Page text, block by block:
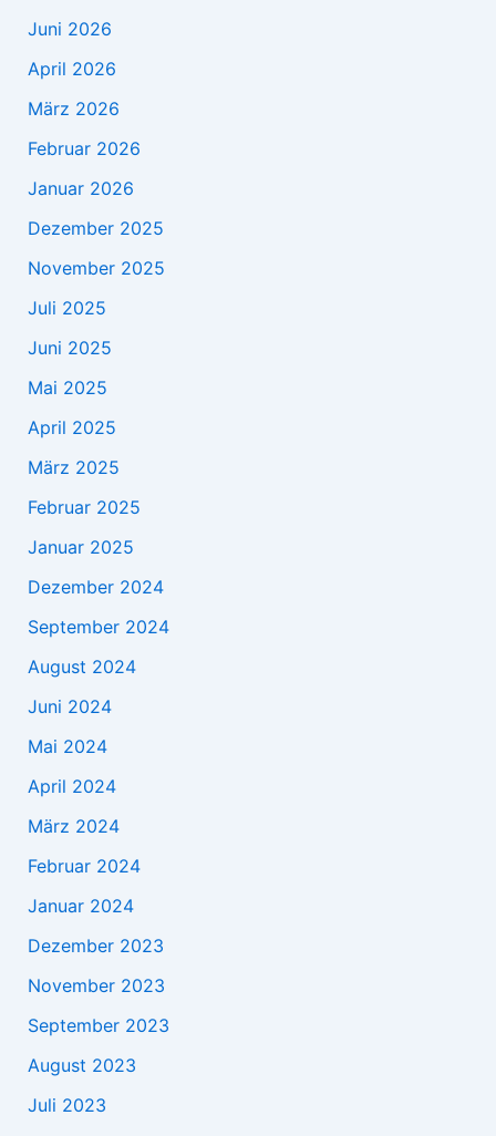
Juni 2026
April 2026
März 2026
Februar 2026
Januar 2026
Dezember 2025
November 2025
Juli 2025
Juni 2025
Mai 2025
April 2025
März 2025
Februar 2025
Januar 2025
Dezember 2024
September 2024
August 2024
Juni 2024
Mai 2024
April 2024
März 2024
Februar 2024
Januar 2024
Dezember 2023
November 2023
September 2023
August 2023
Juli 2023